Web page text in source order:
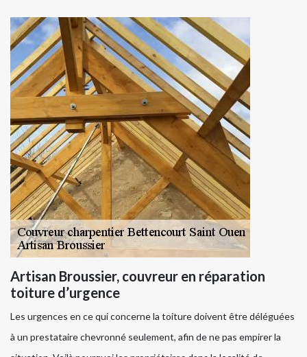
Artisan Broussier, couvreur en réparation
toiture d’urgence
Les urgences en ce qui concerne la toiture doivent être déléguées
à un prestataire chevronné seulement, afin de ne pas empirer la